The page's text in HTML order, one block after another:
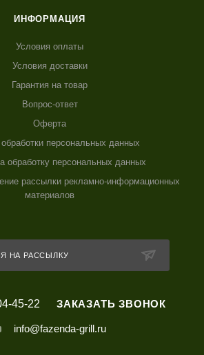
ИНФОРМАЦИЯ
Условия оплаты
Условия доставки
Гарантия на товар
Вопрос-ответ
Оферта
персональных данных
обработку персональных данных
рассылки рекламно-информационных
материалов
НА РАССЫЛКУ
45-22 ЗАКАЗАТЬ ЗВОНОК
info@fazenda-grill.ru